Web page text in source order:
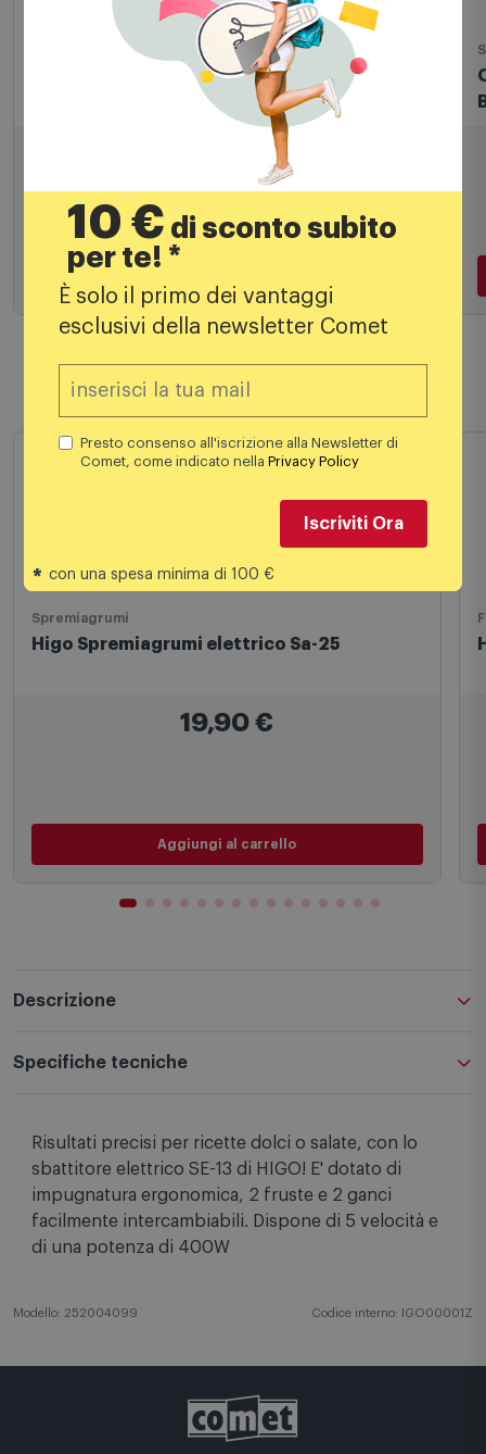
Meliconi Detergente pavimenti FRESH CARE
Prodotti simili
Spremiagrumi
Higo Spremiagrumi elettrico Sa-25
19,90 €
Aggiungi al carrello
Descrizione
Specifiche tecniche
Risultati precisi per ricette dolci o salate, con lo
sbattitore elettrico SE-13 di HIGO! E' dotato di
impugnatura ergonomica, 2 fruste e 2 ganci
facilmente intercambiabili. Dispone di 5 velocità e
di una potenza di 400W
Modello: 252004099 Codice interno: IGO00001Z
10 € di sconto subito
per te! *
È solo il primo dei vantaggi
esclusivi della newsletter Comet
Presto consenso all'iscrizione alla Newsletter di
Comet, come indicato nellaPrivacy Policy
Iscriviti Ora
* con una spesa minima di 100 €